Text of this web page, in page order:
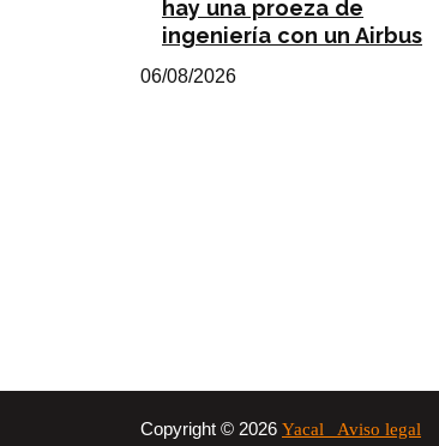
hay una proeza de
ingeniería con un Airbus
06/08/2026
Copyright © 2026 Yacal Aviso legal